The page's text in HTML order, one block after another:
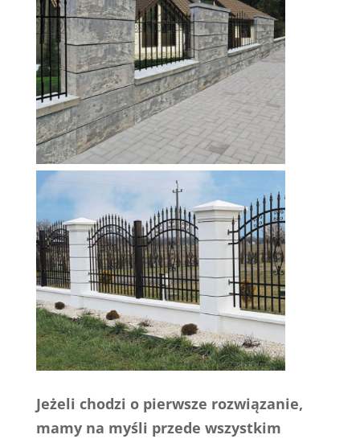
Jeżeli chodzi o pierwsze rozwiązanie,
mamy na myśli przede wszystkim